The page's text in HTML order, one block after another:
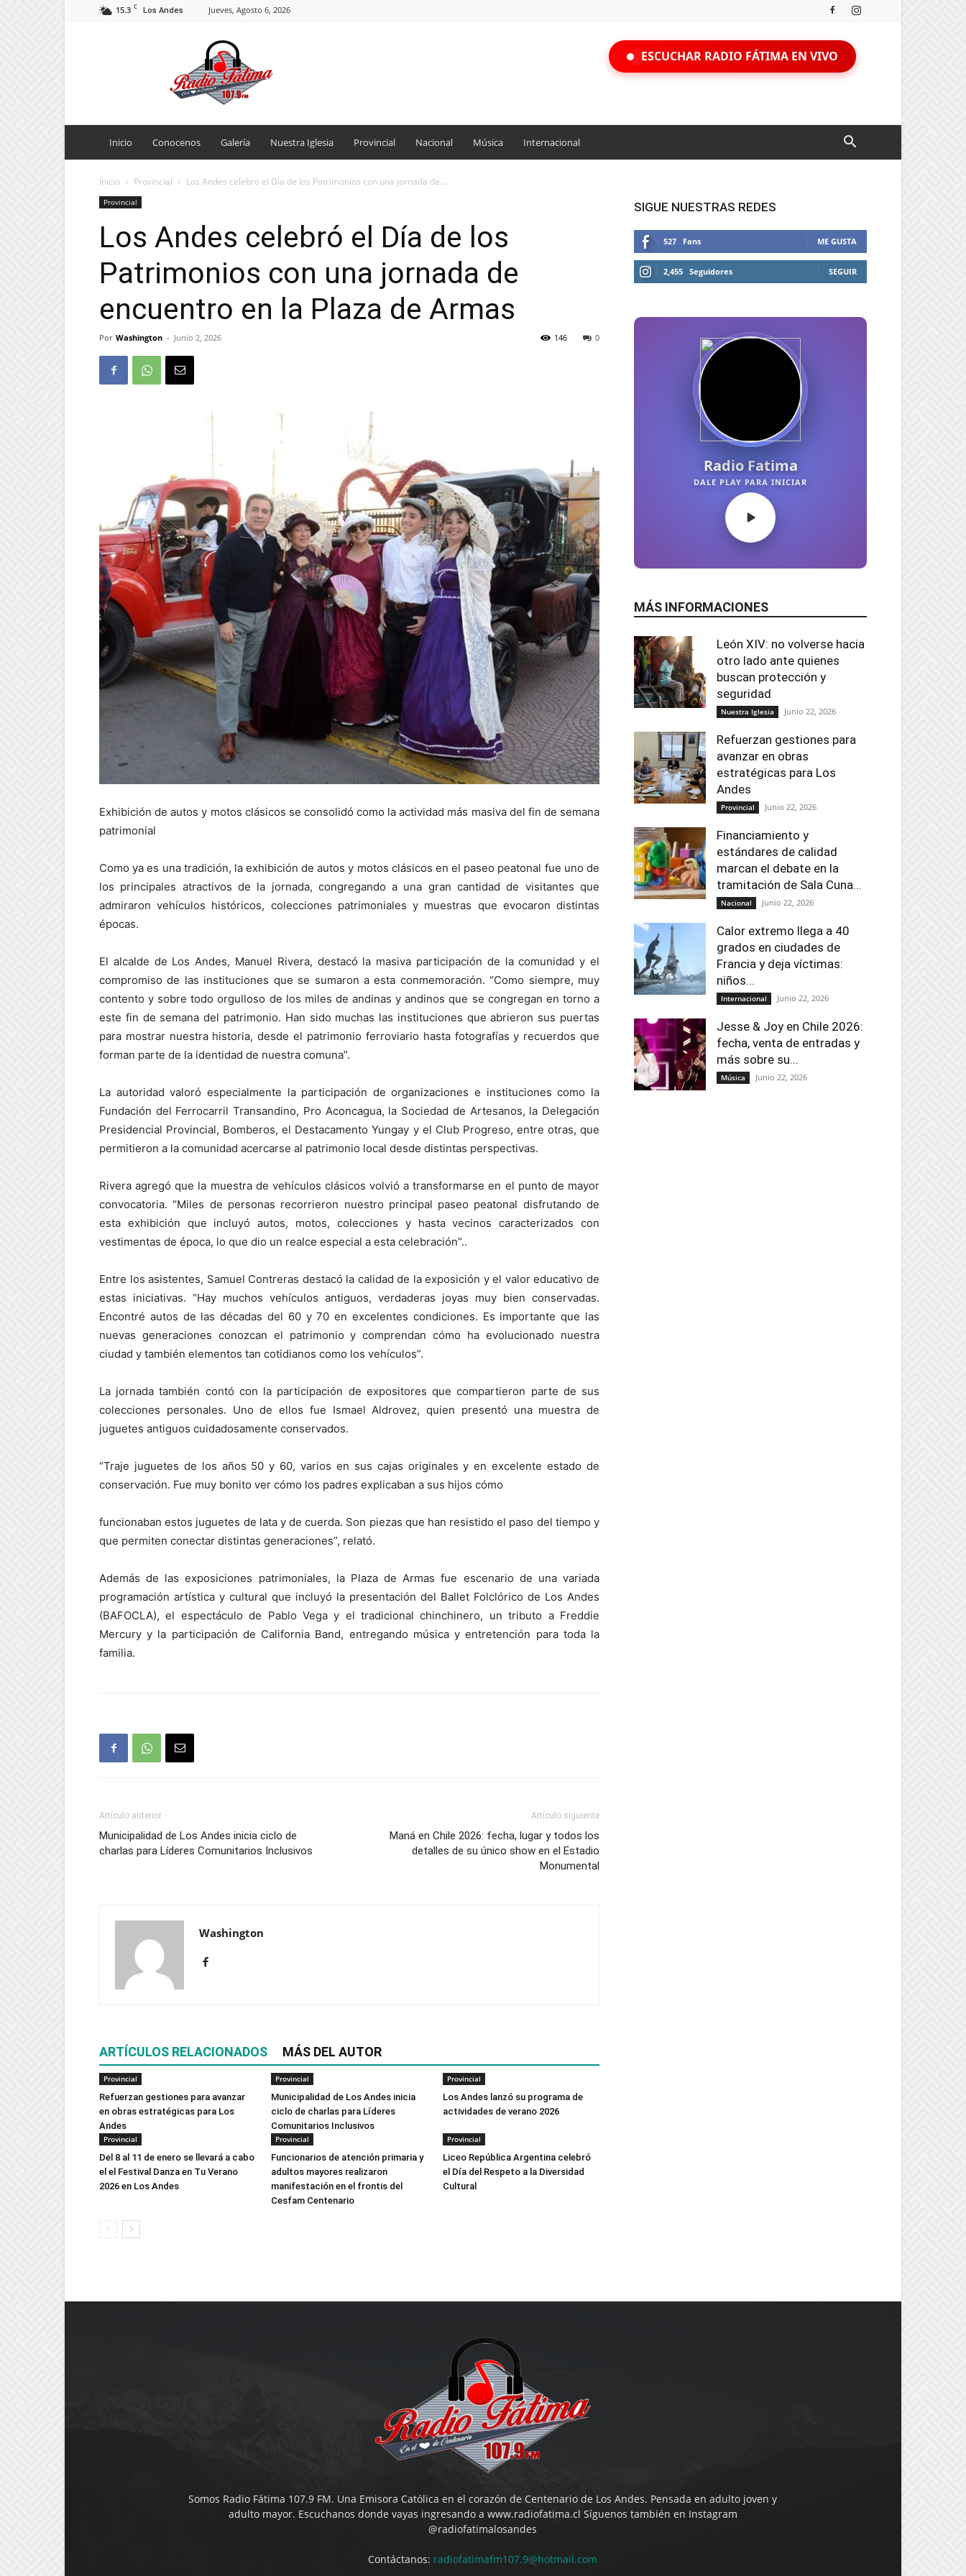
15.3 C Los Andes Jueves, Agosto 6, 2026
ESCUCHAR RADIO FÁTIMA EN VIVO
Inicio Conocenos Galería Nuestra Iglesia Provincial Nacional Música Internacional
Inicio Provincial Los Andes celebró el Día de los Patrimonios con una jornada de...
Provincial
Los Andes celebró el Día de los
Patrimonios con una jornada de
encuentro en la Plaza de Armas
Por Washington - Junio 2, 2026 0
146
Exhibición de autos y motos clásicos se consolidó como la actividad más masiva del fin de semana
patrimonial
Como ya es una tradición, la exhibición de autos y motos clásicos en el paseo peatonal fue uno de
los principales atractivos de la jornada, congregando a una gran cantidad de visitantes que
admiraron vehículos históricos, colecciones patrimoniales y muestras que evocaron distintas
épocas.
El alcalde de Los Andes, Manuel Rivera, destacó la masiva participación de la comunidad y el
compromiso de las instituciones que se sumaron a esta conmemoración. “Como siempre, muy
contento y sobre todo orgulloso de los miles de andinas y andinos que se congregan en torno a
este fin de semana del patrimonio. Han sido muchas las instituciones que abrieron sus puertas
para mostrar nuestra historia, desde el patrimonio ferroviario hasta fotografías y recuerdos que
forman parte de la identidad de nuestra comuna”.
La autoridad valoró especialmente la participación de organizaciones e instituciones como la
Fundación del Ferrocarril Transandino, Pro Aconcagua, la Sociedad de Artesanos, la Delegación
Presidencial Provincial, Bomberos, el Destacamento Yungay y el Club Progreso, entre otras, que
permitieron a la comunidad acercarse al patrimonio local desde distintas perspectivas.
Rivera agregó que la muestra de vehículos clásicos volvió a transformarse en el punto de mayor
convocatoria. “Miles de personas recorrieron nuestro principal paseo peatonal disfrutando de
esta exhibición que incluyó autos, motos, colecciones y hasta vecinos caracterizados con
vestimentas de época, lo que dio un realce especial a esta celebración”..
Entre los asistentes, Samuel Contreras destacó la calidad de la exposición y el valor educativo de
estas iniciativas. “Hay muchos vehículos antiguos, verdaderas joyas muy bien conservadas.
Encontré autos de las décadas del 60 y 70 en excelentes condiciones. Es importante que las
nuevas generaciones conozcan el patrimonio y comprendan cómo ha evolucionado nuestra
ciudad y también elementos tan cotidianos como los vehículos”.
La jornada también contó con la participación de expositores que compartieron parte de sus
colecciones personales. Uno de ellos fue Ismael Aldrovez, quien presentó una muestra de
juguetes antiguos cuidadosamente conservados.
“Traje juguetes de los años 50 y 60, varios en sus cajas originales y en excelente estado de
conservación. Fue muy bonito ver cómo los padres explicaban a sus hijos cómo
funcionaban estos juguetes de lata y de cuerda. Son piezas que han resistido el paso del tiempo y
que permiten conectar distintas generaciones”, relató.
Además de las exposiciones patrimoniales, la Plaza de Armas fue escenario de una variada
programación artística y cultural que incluyó la presentación del Ballet Folclórico de Los Andes
(BAFOCLA), el espectáculo de Pablo Vega y el tradicional chinchinero, un tributo a Freddie
Mercury y la participación de California Band, entregando música y entretención para toda la
familia.
Artículo anterior
Municipalidad de Los Andes inicia ciclo de
charlas para Líderes Comunitarios Inclusivos
Artículo siguiente
Maná en Chile 2026: fecha, lugar y todos los
detalles de su único show en el Estadio
Monumental
Washington
ARTÍCULOS RELACIONADOS MÁS DEL AUTOR
Provincial
Refuerzan gestiones para avanzar
en obras estratégicas para Los
Andes
Provincial
Municipalidad de Los Andes inicia
ciclo de charlas para Líderes
Comunitarios Inclusivos
Provincial
Los Andes lanzó su programa de
actividades de verano 2026
Provincial
Del 8 al 11 de enero se llevará a cabo
el el Festival Danza en Tu Verano
2026 en Los Andes
Provincial
Funcionarios de atención primaria y
adultos mayores realizaron
manifestación en el frontis del
Cesfam Centenario
Provincial
Liceo República Argentina celebró
el Día del Respeto a la Diversidad
Cultural
SIGUE NUESTRAS REDES
527 Fans ME GUSTA
2,455 Seguidores SEGUIR
MÁS INFORMACIONES
León XIV: no volverse hacia
otro lado ante quienes
buscan protección y
seguridad
Nuestra Iglesia Junio 22, 2026
Refuerzan gestiones para
avanzar en obras
estratégicas para Los
Andes
Provincial Junio 22, 2026
Financiamiento y
estándares de calidad
marcan el debate en la
tramitación de Sala Cuna...
Nacional Junio 22, 2026
Calor extremo llega a 40
grados en ciudades de
Francia y deja víctimas:
niños...
Internacional Junio 22, 2026
Jesse & Joy en Chile 2026:
fecha, venta de entradas y
más sobre su...
Música Junio 22, 2026
Somos Radio Fátima 107.9 FM. Una Emisora Católica en el corazón de Centenario de Los Andes. Pensada en adulto joven y
adulto mayor. Escuchanos donde vayas ingresando a www.radiofatima.cl Síguenos también en Instagram
@radiofatimalosandes
Contáctanos: radiofatimafm107.9@hotmail.com